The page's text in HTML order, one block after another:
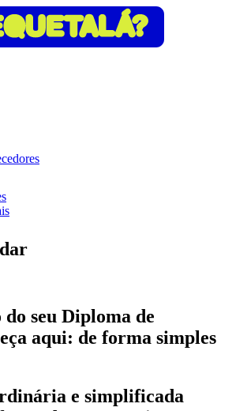
seu Diploma de
aqui: de forma simples
e simplificada